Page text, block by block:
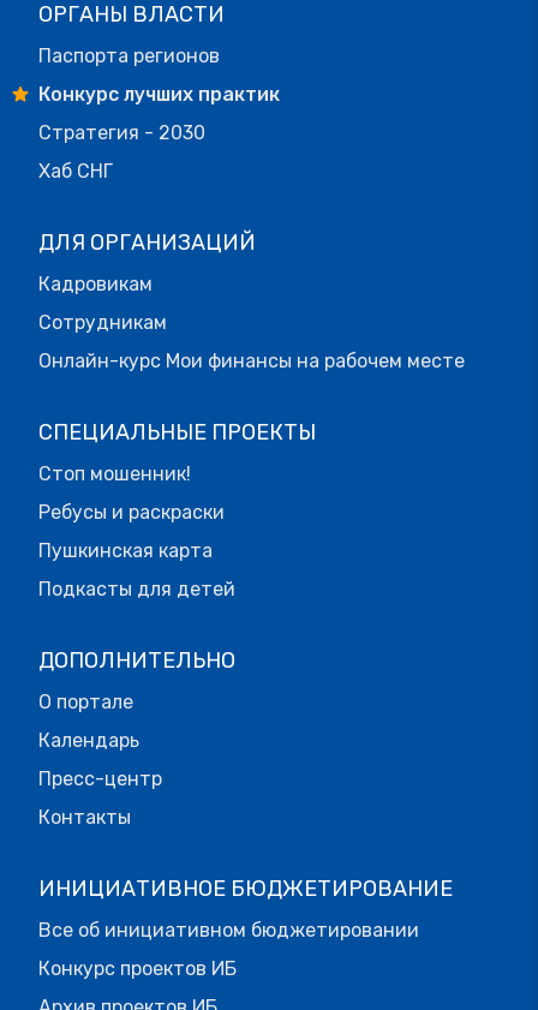
ОРГАНЫ ВЛАСТИ
Паспорта регионов
Конкурс лучших практик
Стратегия - 2030
Хаб СНГ
ДЛЯ ОРГАНИЗАЦИЙ
Кадровикам
Сотрудникам
Онлайн-курс Мои финансы на рабочем месте
СПЕЦИАЛЬНЫЕ ПРОЕКТЫ
Стоп мошенник!
Ребусы и раскраски
Пушкинская карта
Подкасты для детей
ДОПОЛНИТЕЛЬНО
О портале
Календарь
Пресс-центр
Контакты
ИНИЦИАТИВНОЕ БЮДЖЕТИРОВАНИЕ
Все об инициативном бюджетировании
Конкурс проектов ИБ